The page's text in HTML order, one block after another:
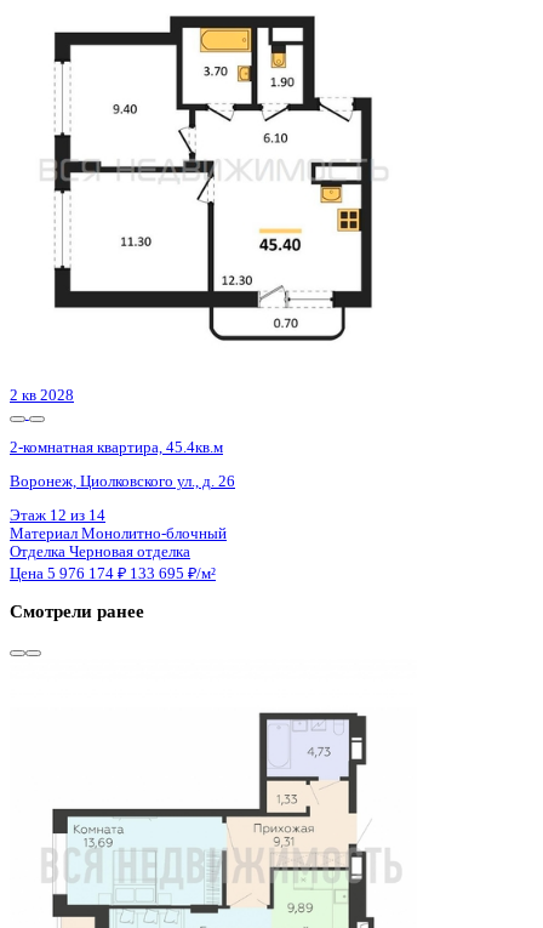
2 кв 2030
2-комнатная квартира, 45.37кв.м
Воронеж, 45 Стрелковой дивизии ул., д. 259/27
Этаж 11 из 21
Отделка Черновая отделка + штукатурка + стяжка